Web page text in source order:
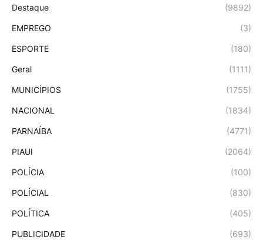
Destaque (9892)
EMPREGO (3)
ESPORTE (180)
Geral (1111)
MUNICÍPIOS (1755)
NACIONAL (1834)
PARNAÍBA (4771)
PIAUI (2064)
POLÍCIA (100)
POLÍCIAL (830)
POLÍTICA (405)
PUBLICIDADE (693)